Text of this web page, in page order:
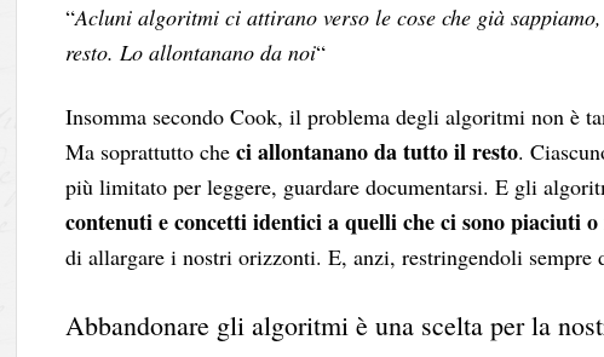
“Acluni algoritmi ci attirano verso le cose che già
resto. Lo allontanano da noi“
Insomma secondo Cook, il problema degli algoritmi non è
Ma soprattutto checi allontanano da tutto il resto.
più limitato per leggere, guardare documentarsi. E gli
contenuti e concetti identici a quelli che ci sono piaciuti
di allargare i nostri orizzonti. E, anzi, restringendoli sempre
Abbandonare gli algoritmi è una scelta per la